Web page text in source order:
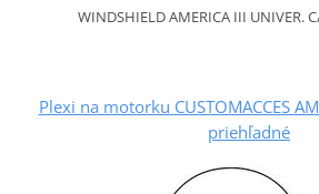
WINDSHIELD AMERICA III UNIVER.
Plexi na motorku CUSTOMACCES
priehľadné